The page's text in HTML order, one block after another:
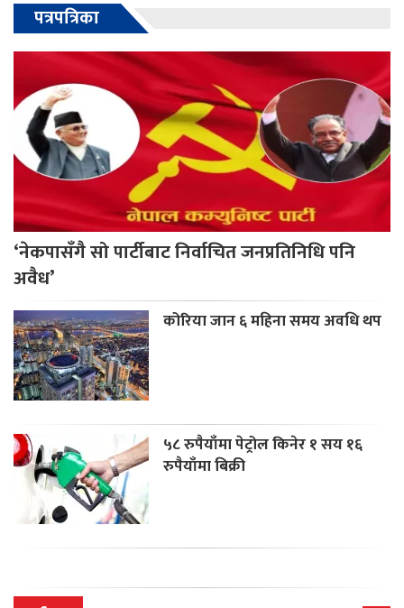
पत्रपत्रिका
‘नेकपासँगै सो पार्टीबाट निर्वाचित जनप्रतिनिधि पनि
अवैध’
कोरिया जान ६ महिना समय अवधि थप
५८ रुपैयाँमा पेट्रोल किनेर १ सय १६
रुपैयाँमा बिक्री